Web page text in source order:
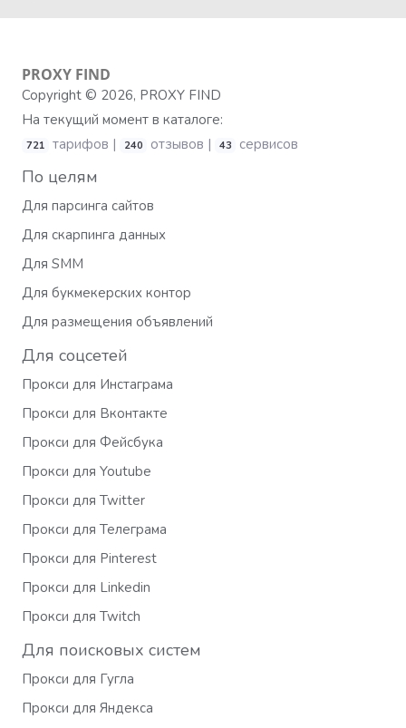
PROXY FIND
Copyright © 2026, PROXY FIND
На текущий момент в каталоге:
721 тарифов | 240 отзывов | 43 сервисов
По целям
Для парсинга сайтов
Для скарпинга данных
Для SMM
Для букмекерских контор
Для размещения объявлений
Для соцсетей
Прокси для Инстаграма
Прокси для Вконтакте
Прокси для Фейсбука
Прокси для Youtube
Прокси для Twitter
Прокси для Телеграма
Прокси для Pinterest
Прокси для Linkedin
Прокси для Twitch
Для поисковых систем
Прокси для Гугла
Прокси для Яндекса